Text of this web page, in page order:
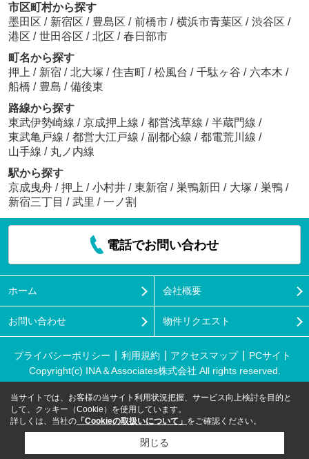
市区町村から探す
墨田区 / 新宿区 / 豊島区 / 前橋市 / 横浜市青葉区 / 渋谷区 /
港区 / 世田谷区 / 北区 / 春日部市
町名から探す
押上 / 新宿 / 北大塚 / 住吉町 / 松風台 / 千駄ヶ谷 / 六本木 /
船橋 / 豊島 / 備後東
路線から探す
東武伊勢崎線 / 京成押上線 / 都営浅草線 / 半蔵門線 /
東武亀戸線 / 都営大江戸線 / 副都心線 / 都電荒川線 /
山手線 / 丸ノ内線
駅から探す
京成曳舟 / 押上 / 小村井 / 東新宿 / 巣鴨新田 / 大塚 / 巣鴨 /
新宿三丁目 / 武里 / 一ノ割
電話でお問い合わせ
ホーム 会社概要
お問い合わせ 物件リクエスト
プライバシーポリシー 利用規約 アクセスマップ
PCサイト
Copyright(c) INA＆Associates株式会社 All rights reserved.
当サイトでは、お客様の当サイト利用状況把握、サービス向上検討を目的と
して、クッキー（Cookie）を使用しています。
詳しくは、当社の 「Cookieの取扱いについて」 をご確認ください。
閉じる